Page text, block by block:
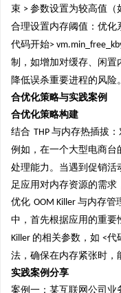
束 > 参数设置为较高值（
合理设置内存阈值：优化
代码开始>
制，如增加对缓存、闲
降低误杀重要进程的风险。
合优化策略与实践案例
合优化策略构建
结合 THP 与内存热插拔
例如，在一个大型电商
处理能力。当遇到促销活
足应用对内存资源的需求
优化 OOM Killer 与内存管
中，首先根据应用的重
Killer 的相关参数，如 <代
法，确保在内存紧张时，
实践案例分享
案例一：某互联网公司业